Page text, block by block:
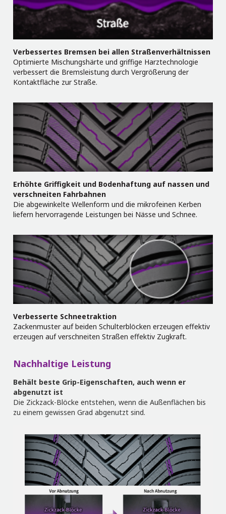
Verbessertes Bremsen bei allen Straßenverhältnissen
Optimierte Mischungshärte und griffige Harztechnologie
verbessert die Bremsleistung durch Vergrößerung der
Kontaktfläche zur Straße.
Erhöhte Griffigkeit und Bodenhaftung auf nassen und
verschneiten Fahrbahnen
Die abgewinkelte Wellenform und die mikrofeinen Kerben
liefern hervorragende Leistungen bei Nässe und Schnee.
Verbesserte Schneetraktion
Zackenmuster auf beiden Schulterblöcken erzeugen effektiv
erzeugen auf verschneiten Straßen effektiv Zugkraft.
Nachhaltige Leistung
Behält beste Grip-Eigenschaften, auch wenn er
abgenutzt ist
Die Zickzack-Blöcke entstehen, wenn die Außenflächen bis
zu einem gewissen Grad abgenutzt sind.